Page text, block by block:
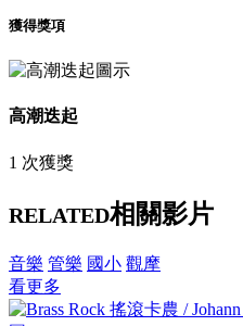
獲得獎項
高潮迭起
1 次獲獎
RELATED相關影片
音樂 管樂 國小 觀摩
看更多